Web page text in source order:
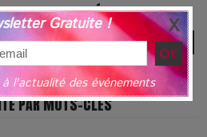
PAR MOTS-CLÉS
PAR MOTS-CLÉS
Gratuite !
l'actualité des événements